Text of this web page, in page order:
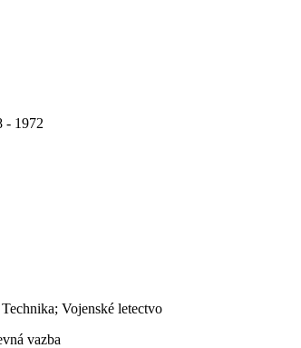
- 1972
Vojenské letectvo
vazba